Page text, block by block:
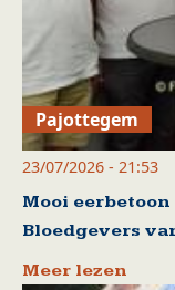
Pajottegem
23/07/2026 - 21:53
Mooi
Bloedgevers
Meer lezen